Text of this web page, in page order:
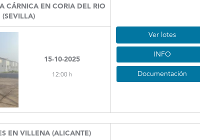
CÁRNICA EN CORIA DEL RIO
(SEVILLA)
15-10-2025
12:00 h
Ver lotes
INFO
Documentación
EN VILLENA (ALICANTE)